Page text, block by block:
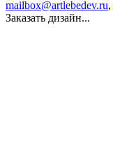
mailbox@artlebedev.ru,
Заказать дизайн...